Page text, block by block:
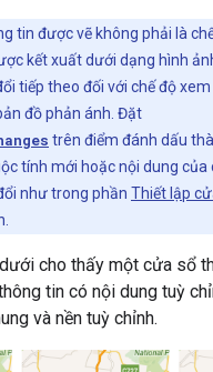
tin được vẽ không phải là
kết xuất dưới dạng hình
tiếp theo đối với chế độ
đồ phản ánh. Đặt
trên điểm đánh dấu
tính mới hoặc nội dung của
như trong phần Thiết lập
cho thấy một cửa sổ
tin có nội dung tuỳ
và nền tuỳ chỉnh.